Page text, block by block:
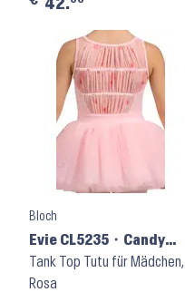
42.
Bloch
Evie CL5235 ⬝ Candy
Pink
Tank Top Tutu für Mädchen,
Rosa